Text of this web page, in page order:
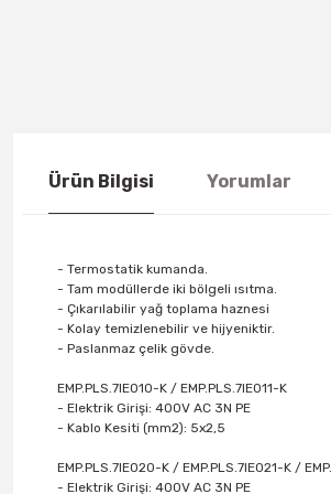
Ürün Bilgisi Yorumlar
- Termostatik kumanda.
- Tam modüllerde iki bölgeli ısıtma.
- Çıkarılabilir yağ toplama haznesi
- Kolay temizlenebilir ve hijyeniktir.
- Paslanmaz çelik gövde.
EMP.PLS.7IE010-K / EMP.PLS.7IE011-K
- Elektrik Girişi: 400V AC 3N PE
- Kablo Kesiti (mm2): 5x2,5
EMP.PLS.7IE020-K / EMP.PLS.7IE021-K /
- Elektrik Girişi: 400V AC 3N PE